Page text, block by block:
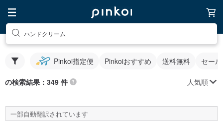
ハンドクリーム
Pinkoi指定便 Pinkoiおすすめ 送料無料 セー
の検索結果：349 件 人気順
一部自動翻訳されています